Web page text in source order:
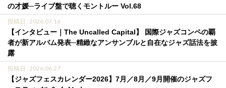
の才媛─ライブ盤で聴くモントルー Vol.68
投稿日 : 2026.07.16
【インタビュー｜The Uncalled Capital】 国際ジャズコンペの覇
者が新アルバム発表─精緻なアンサンブルと自在なジャズ話法を披
露
投稿日 : 2026.06.27
【ジャズフェスカレンダー2026】7月／8月／9月開催のジャズフ